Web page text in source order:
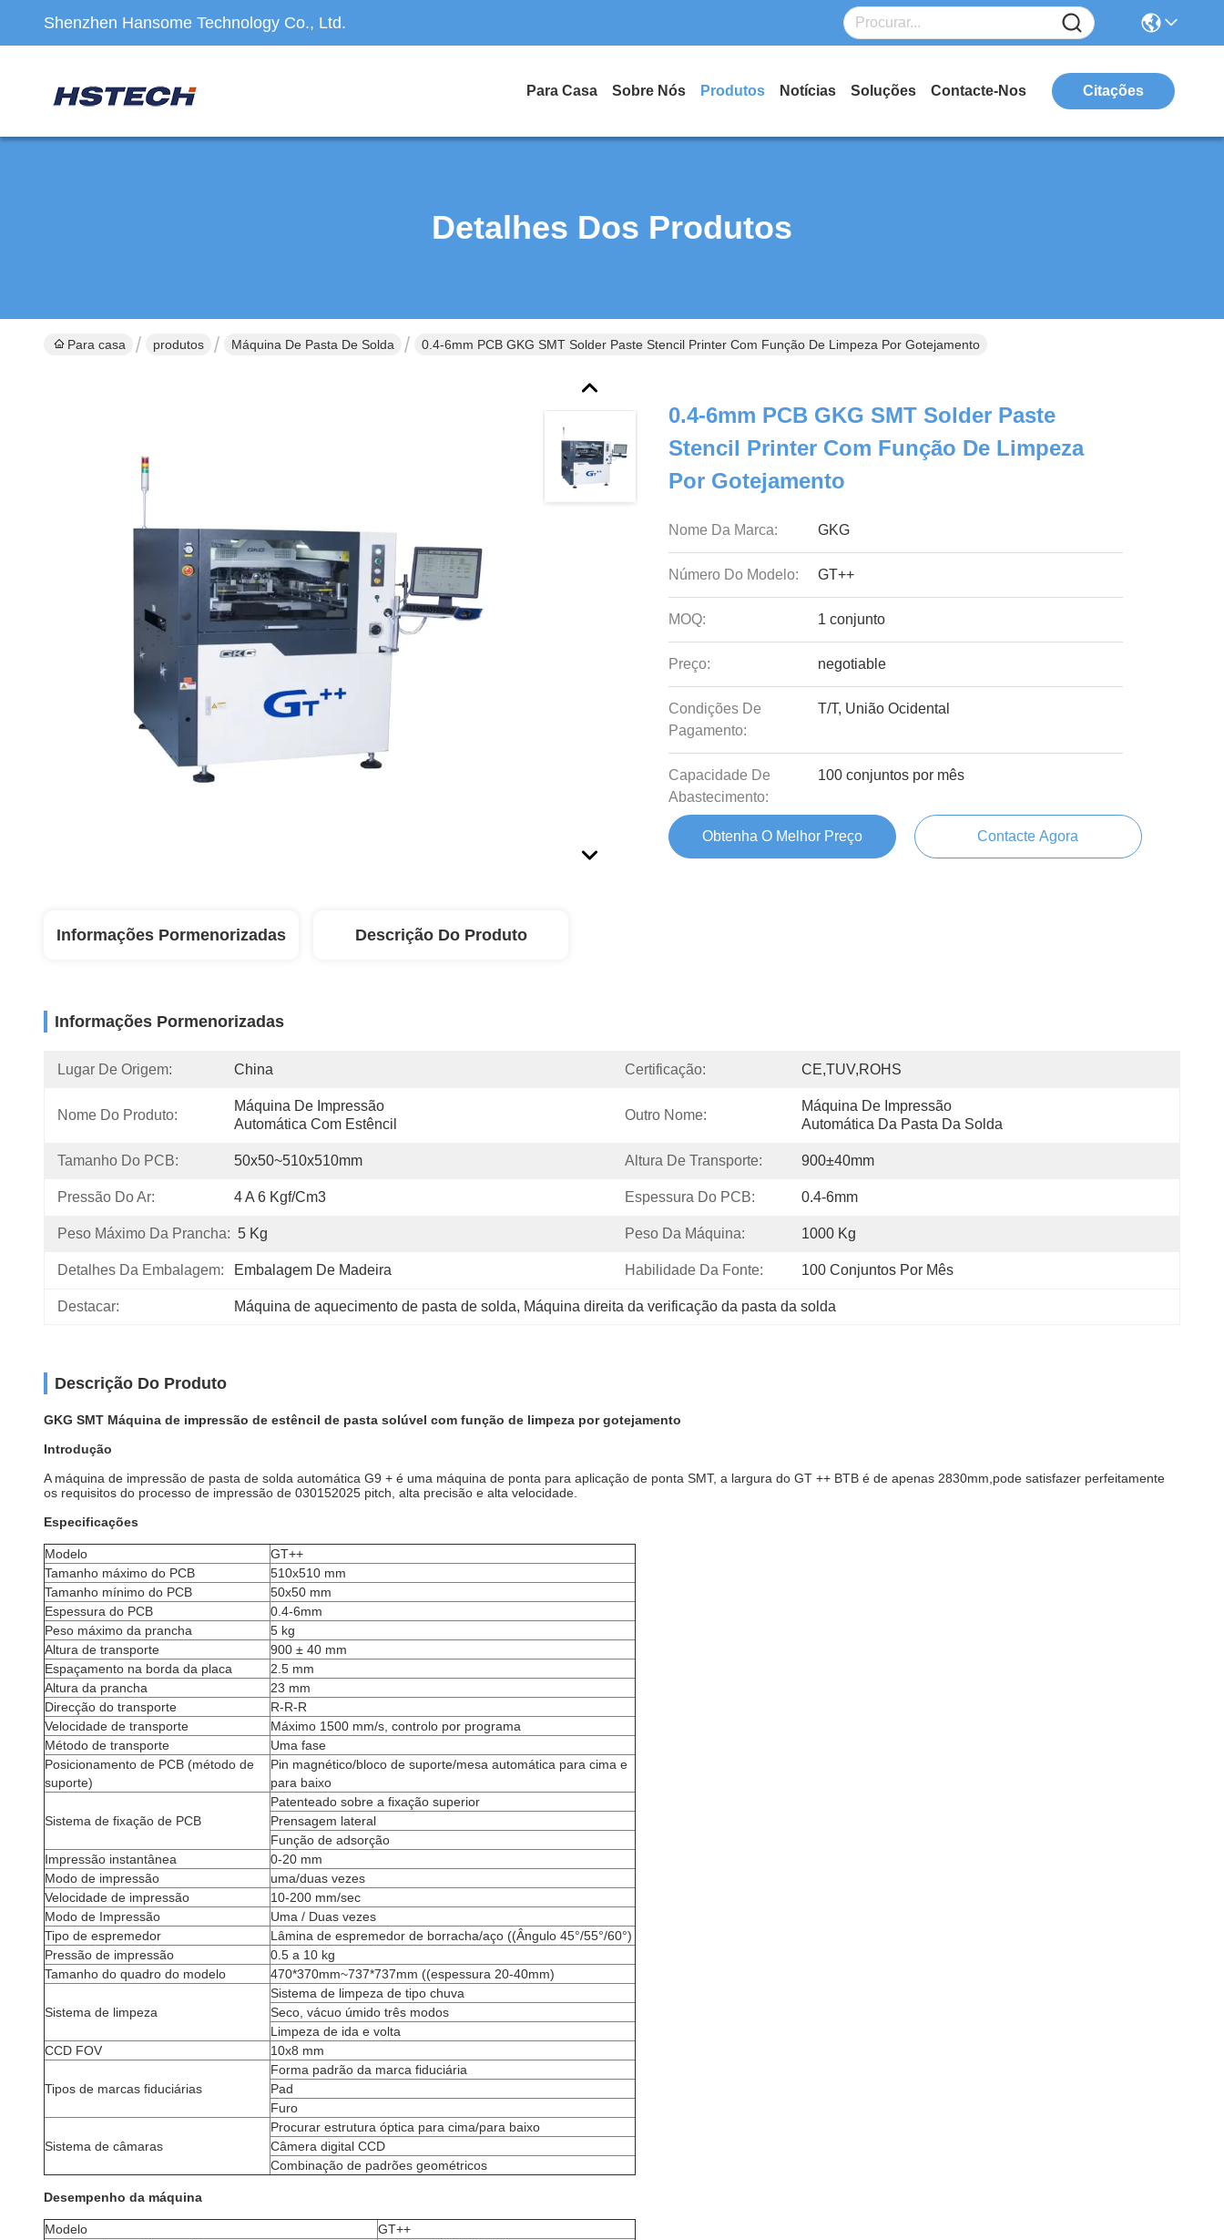
Shenzhen Hansome Technology Co., Ltd.
Para Casa Sobre Nós Produtos Notícias Soluções Contacte-Nos Citações
Detalhes Dos Produtos
Para casa produtos Máquina De Pasta De Solda 0.4-6mm PCB GKG SMT Solder Paste Stencil Printer Com Função De Limpeza Por Gotejamento
0.4-6mm PCB GKG SMT Solder Paste
Stencil Printer Com Função De Limpeza
Por Gotejamento
Nome Da Marca: GKG
Número Do Modelo: GT++
MOQ: 1 conjunto
Preço: negotiable
Condições De
Pagamento:
T/T, União Ocidental
Capacidade De
Abastecimento:
100 conjuntos por mês
Obtenha O Melhor Preço Contacte Agora
Informações Pormenorizadas Descrição Do Produto
Informações Pormenorizadas
Lugar De Origem: China Certificação: CE,TUV,ROHS
Nome Do Produto:
Máquina De Impressão
Automática Com Estêncil
Outro Nome:
Máquina De Impressão
Automática Da Pasta Da Solda
Tamanho Do PCB: 50x50~510x510mm Altura De Transporte: 900±40mm
Pressão Do Ar: 4 A 6 Kgf/cm3 Espessura Do PCB: 0.4-6mm
Peso Máximo Da Prancha: 5 Kg Peso Da Máquina: 1000 Kg
Detalhes Da Embalagem: Embalagem De Madeira Habilidade Da Fonte: 100 Conjuntos Por Mês
Destacar: Máquina de aquecimento de pasta de solda, Máquina direita da verificação da pasta da solda
Descrição Do Produto
GKG SMT Máquina de impressão de estêncil de pasta solúvel com função de limpeza por gotejamento
Introdução
A máquina de impressão de pasta de solda automática G9 + é uma máquina de ponta para aplicação de ponta SMT, a largura do GT ++ BTB é de apenas 2830mm,pode satisfazer perfeitamente
os requisitos do processo de impressão de 030152025 pitch, alta precisão e alta velocidade.
Especificações
Modelo
GT++
Tamanho máximo do PCB
510x510 mm
Tamanho mínimo do PCB
50x50 mm
Espessura do PCB
0.4-6mm
Peso máximo da prancha
5 kg
Altura de transporte
900 ± 40 mm
Espaçamento na borda da placa
2.5 mm
Altura da prancha
23 mm
Direcção do transporte
R-R-R
Velocidade de transporte
Máximo 1500 mm/s, controlo por programa
Método de transporte
Uma fase
Posicionamento de PCB (método de
suporte)
Pin magnético/bloco de suporte/mesa automática para cima e
para baixo
Sistema de fixação de PCB
Patenteado sobre a fixação superior
Prensagem lateral
Função de adsorção
Impressão instantânea
0-20 mm
Modo de impressão
uma/duas vezes
Velocidade de impressão
10-200 mm/sec
Modo de Impressão
Uma / Duas vezes
Tipo de espremedor
Lâmina de espremedor de borracha/aço ((Ângulo 45°/55°/60°)
Pressão de impressão
0.5 a 10 kg
Tamanho do quadro do modelo
470*370mm~737*737mm ((espessura 20-40mm)
Sistema de limpeza
Sistema de limpeza de tipo chuva
Seco, vácuo úmido três modos
Limpeza de ida e volta
CCD FOV
10x8 mm
Tipos de marcas fiduciárias
Forma padrão da marca fiduciária
Pad
Furo
Sistema de câmaras
Procurar estrutura óptica para cima/para baixo
Câmera digital CCD
Combinação de padrões geométricos
Desempenho da máquina
Modelo
GT++